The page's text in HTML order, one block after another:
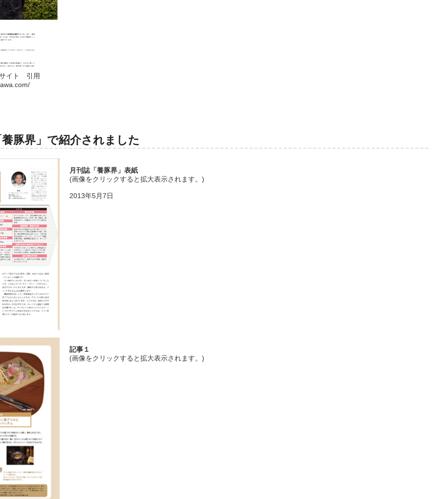
イト 引用
豚界」で紹介されました
月刊誌「養豚界」表紙
(画像をクリックすると拡大表示されます。)
2013年5月7日
記事１
(画像をクリックすると拡大表示されます。)